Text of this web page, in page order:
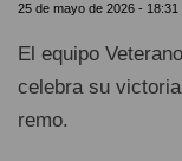
25 de mayo de 2026 - 18:31
El equipo
celebra su
remo.